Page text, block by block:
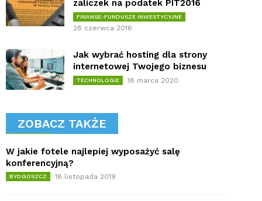
zaliczek na podatek PIT2016
FINANSE-FUNDUSZE INWESTYCYJNE
28 czerwca 2016
Jak wybrać hosting dla strony
internetowej Twojego biznesu
TECHNOLOGIE 18 marca 2020
ZOBACZ TAKŻE
W jakie fotele najlepiej wyposażyć salę
konferencyjną?
BYDGOSZCZ 18 listopada 2019